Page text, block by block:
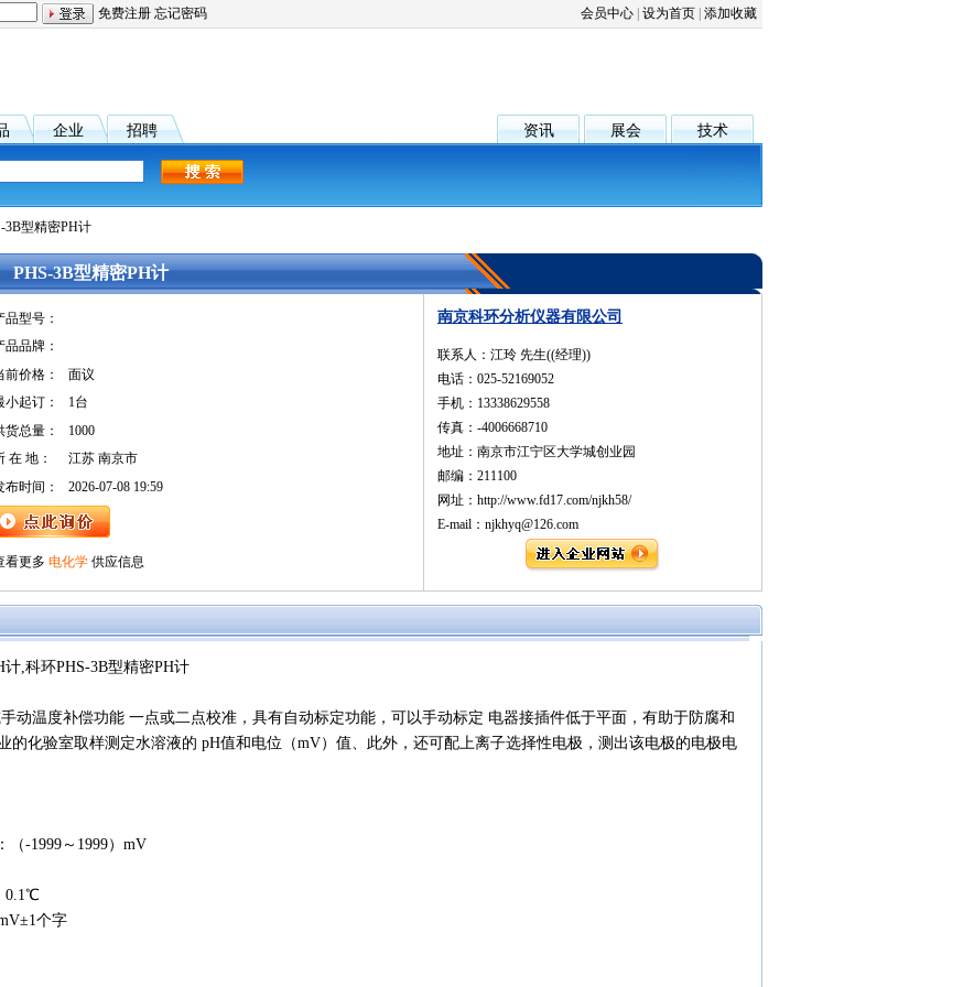
免费注册 忘记密码 会员中心 设为首页 添加收藏
企业 招聘 资讯 展会 技术
3B型精密PH计
PHS-3B型精密PH计
品型号：
品品牌：
前价格：
面议
小起订：
1台
货总量：
1000
在 地：
江苏 南京市
布时间：
2026-07-08 19:59
看更多 电化学 供应信息
南京科环分析仪器有限公司
联系人：江玲 先生((经理))
电话：025-52169052
手机：13338629558
传真：-4006668710
地址：南京市江宁区大学城创业园
邮编：211100
网址：http://www.fd17.com/njkh58/
E-mail：njkhyq@126.com
,科环PHS-3B型精密PH计
动温度补偿功能 一点或二点校准，具有自动标定功能，可以手动标定 电器接插件低于平面，有助于防腐和
的化验室取样测定水溶液的 pH值和电位（mV）值、此外，还可配上离子选择性电极，测出该电极的电极电
（-1999～1999）mV
0.1℃
个字